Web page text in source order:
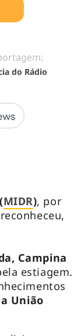
do Rádio
MIDR), por
Campina
estiagem.
União